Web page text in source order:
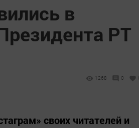
в
РТ
1268 0
своих читателей и